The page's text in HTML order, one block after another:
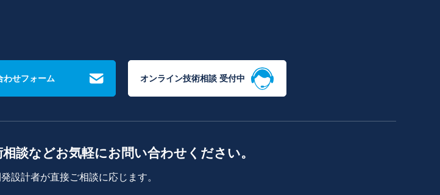
わせフォーム オンライン技術相談 受付中
談などお気軽にお問い合わせください。
設計者が直接ご相談に応じます。